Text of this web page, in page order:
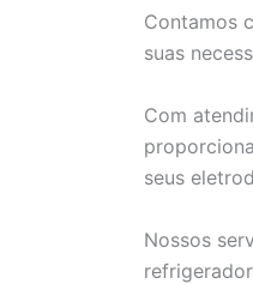
Contamos
suas
Com
seus
Nossos